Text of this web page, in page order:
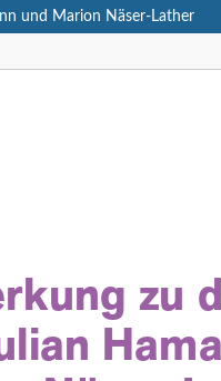
und Marion Näser-Lather